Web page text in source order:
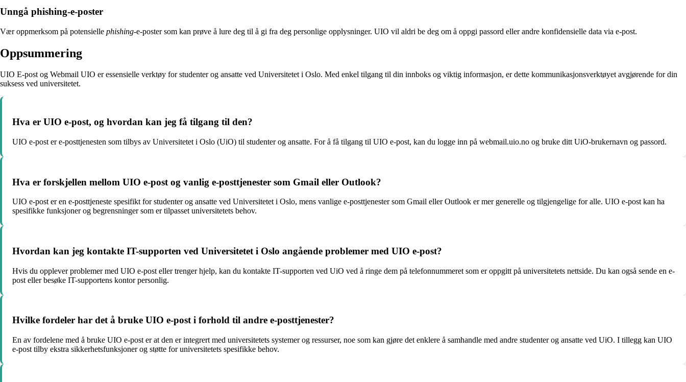
Unngå phishing-e-poster
Vær oppmerksom på potensielle phishing-e-poster som kan prøve å lure deg til å gi fra deg personlige opplysninger. UIO vil aldri be deg om å oppgi passord eller andre konfidensielle data via e-post.
Oppsummering
UIO E-post og Webmail UIO er essensielle verktøy for studenter og ansatte ved Universitetet i Oslo. Med enkel tilgang til din innboks og viktig informasjon, er dette kommunikasjonsverktøyet avgjørende for din
suksess ved universitetet.
Hva er UIO e-post, og hvordan kan jeg få tilgang til den?
UIO e-post er e-posttjenesten som tilbys av Universitetet i Oslo (UiO) til studenter og ansatte. For å få tilgang til UIO e-post, kan du logge inn på webmail.uio.no og bruke ditt UiO-brukernavn og passord.
Hva er forskjellen mellom UIO e-post og vanlig e-posttjenester som Gmail eller Outlook?
UIO e-post er en e-posttjeneste spesifikt for studenter og ansatte ved Universitetet i Oslo, mens vanlige e-posttjenester som Gmail eller Outlook er mer generelle og tilgjengelige for alle. UIO e-post kan ha
spesifikke funksjoner og begrensninger som er tilpasset universitetets behov.
Hvordan kan jeg kontakte IT-supporten ved Universitetet i Oslo angående problemer med UIO e-post?
Hvis du opplever problemer med UIO e-post eller trenger hjelp, kan du kontakte IT-supporten ved UiO ved å ringe dem på telefonnummeret som er oppgitt på universitetets nettside. Du kan også sende en e-
post eller besøke IT-supportens kontor personlig.
Hvilke fordeler har det å bruke UIO e-post i forhold til andre e-posttjenester?
En av fordelene med å bruke UIO e-post er at den er integrert med universitetets systemer og ressurser, noe som kan gjøre det enklere å samhandle med andre studenter og ansatte ved UiO. I tillegg kan UIO
e-post tilby ekstra sikkerhetsfunksjoner og støtte for universitetets spesifikke behov.